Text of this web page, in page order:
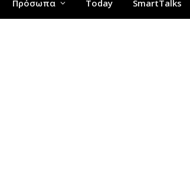
Πρόσωπα Today SmartTalks